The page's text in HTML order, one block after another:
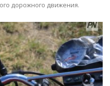
дорожного движения.